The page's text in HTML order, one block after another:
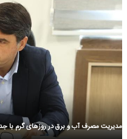
in writing dealing with a
usually an expected part of formal
used to organize longer prose.
مدیریت مصرف آب و برق در روزهای گرم با